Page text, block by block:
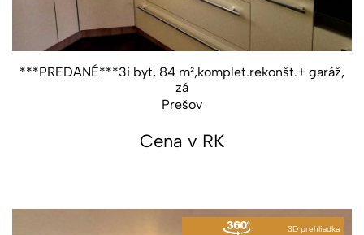
***PREDANÉ***3i byt, 84 m²,komplet.rekonšt.+ garáž,
zá
Prešov
Cena v RK
3D prehliadka